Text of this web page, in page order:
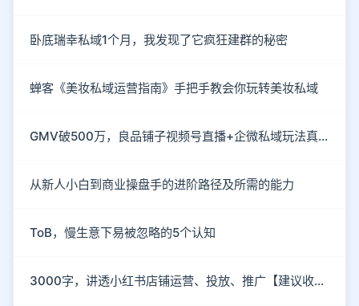
卧底瑞幸私域1个月，我发现了它疯狂建群的秘密
蝉客《美妆私域运营指南》手把手教会你玩转美妆私域
GMV破500万，良品铺子视频号直播+企微私域玩法真硬核
从新人小白到商业操盘手的进阶路径及所需的能力
ToB，慢生意下易被忽略的5个认知
3000字，讲透小红书店铺运营、投放、推广【建议收藏】